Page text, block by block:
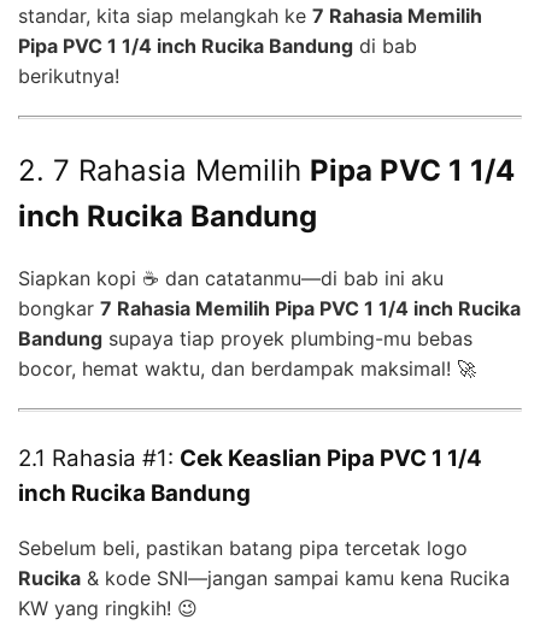
standar, kita siap melangkah ke 7 Rahasia Memilih
Pipa PVC 1 1/4 inch Rucika Bandung di bab
berikutnya!
2. 7 Rahasia Memilih Pipa PVC 1 1/4
inch Rucika Bandung
Siapkan kopi ☕ dan catatanmu—di bab ini aku
bongkar 7 Rahasia Memilih Pipa PVC 1 1/4 inch Rucika
Bandung supaya tiap proyek plumbing-mu bebas
bocor, hemat waktu, dan berdampak maksimal! 🚀
2.1 Rahasia #1: Cek Keaslian Pipa PVC 1 1/4
inch Rucika Bandung
Sebelum beli, pastikan batang pipa tercetak logo
Rucika & kode SNI—jangan sampai kamu kena Rucika
KW yang ringkih! 😉